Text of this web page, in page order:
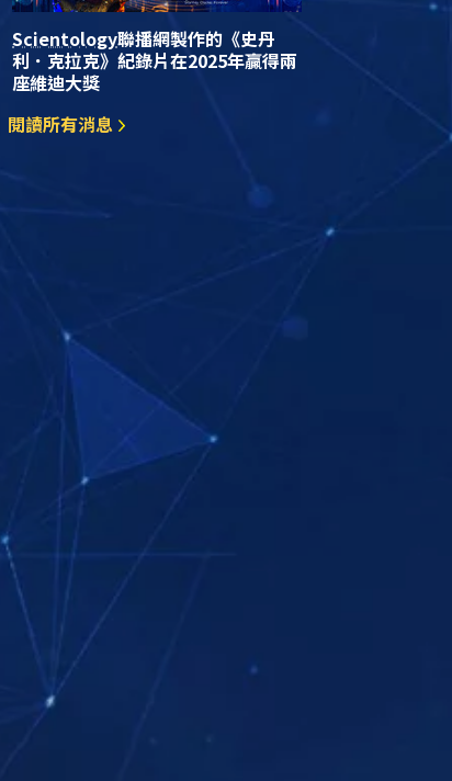
Scientology聯播網製作的《史丹
利．克拉克》紀錄片在2025年贏得兩
座維迪大獎
閱讀所有消息